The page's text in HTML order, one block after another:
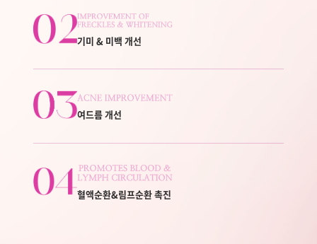
기미 & 미백 개선
여드름 개선
혈액순환&림프순환 촉진